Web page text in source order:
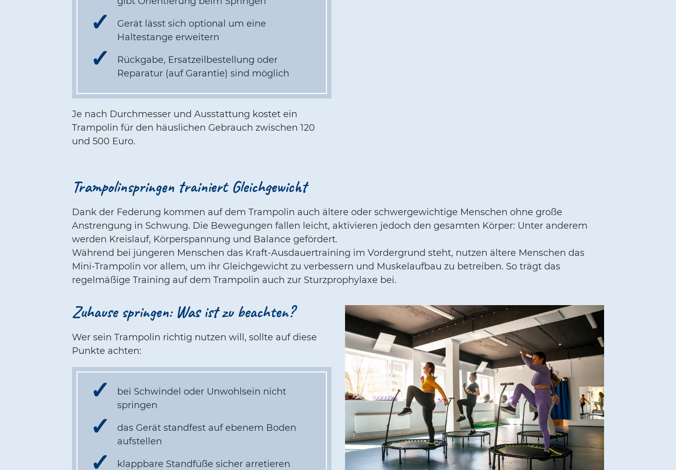
Gerät lässt sich optional um eine
Haltestange erweitern
Rückgabe, Ersatzeilbestellung oder
Reparatur (auf Garantie) sind möglich
Je nach Durchmesser und Ausstattung kostet ein
Trampolin für den häuslichen Gebrauch zwischen 120
und 500 Euro.
Trampolinspringen trainiert Gleichgewicht
Dank der Federung kommen auf dem Trampolin auch ältere oder schwergewichtige Menschen ohne große
Anstrengung in Schwung. Die Bewegungen fallen leicht, aktivieren jedoch den gesamten Körper: Unter anderem
werden Kreislauf, Körperspannung und Balance gefördert.
Während bei jüngeren Menschen das Kraft-Ausdauertraining im Vordergrund steht, nutzen ältere Menschen das
Mini-Trampolin vor allem, um ihr Gleichgewicht zu verbessern und Muskelaufbau zu betreiben. So trägt das
regelmäßige Training auf dem Trampolin auch zur Sturzprophylaxe bei.
Zuhause springen: Was ist zu beachten?
Wer sein Trampolin richtig nutzen will, sollte auf diese
Punkte achten:
bei Schwindel oder Unwohlsein nicht
springen
das Gerät standfest auf ebenem Boden
aufstellen
klappbare Standfüße sicher arretieren